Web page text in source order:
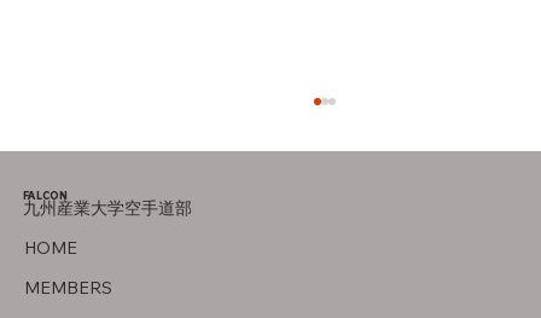
HOME
MEMBERS
FALCON
九州産業大学空手道部